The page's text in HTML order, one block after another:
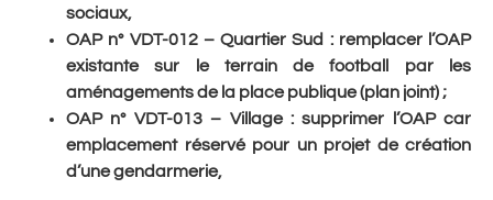
sociaux,
OAP n° VDT-012 – Quartier Sud : remplacer l’OAP
existante sur le terrain de football par les
aménagements de la place publique (plan joint) ;
OAP n° VDT-013 – Village : supprimer l’OAP car
emplacement réservé pour un projet de création
d’une gendarmerie,